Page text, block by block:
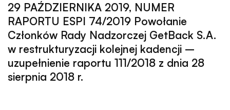
Relacje Inwestorskie
Dla Dłużnika
29 PAŹDZIERNIKA 2019, NUMER
RAPORTU ESPI 74/2019 Powołanie
Członków Rady Nadzorczej GetBack S.A.
w restrukturyzacji kolejnej kadencji –
uzupełnienie raportu 111/2018 z dnia 28
sierpnia 2018 r.